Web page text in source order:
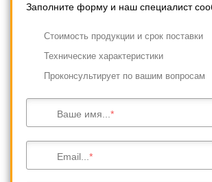
Заполните форму и наш специалист
Cтоимость продукции и срок поставки
Технические характеристики
Проконсультирует по вашим вопросам
Ваше имя...
Email...